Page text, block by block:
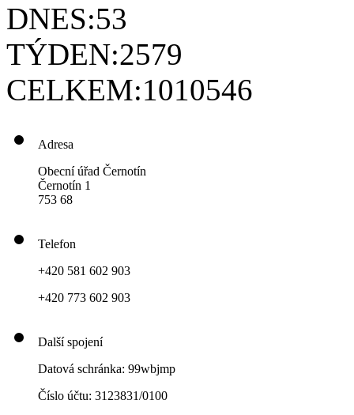
DNES:53
TÝDEN:2579
CELKEM:1010546
Adresa
Obecní úřad Černotín
Černotín 1
753 68
Telefon
+420 581 602 903
+420 773 602 903
Další spojení
Datová schránka: 99wbjmp
Číslo účtu: 3123831/0100